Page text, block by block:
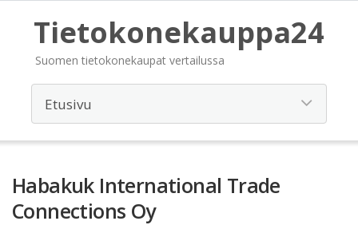
Tietokonekauppa24
Suomen tietokonekaupat vertailussa
Habakuk International Trade
Connections Oy